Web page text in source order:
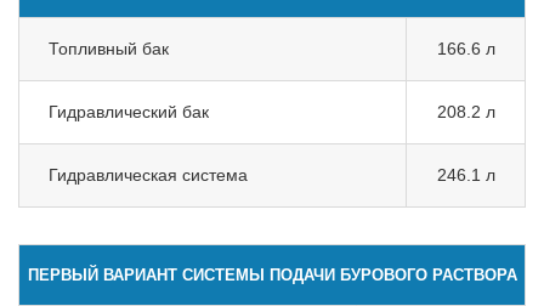
Топливный бак 166.6 л
Гидравлический бак 208.2 л
Гидравлическая система 246.1 л
ПЕРВЫЙ ВАРИАНТ СИСТЕМЫ ПОДАЧИ БУРОВОГО РАСТВОРА